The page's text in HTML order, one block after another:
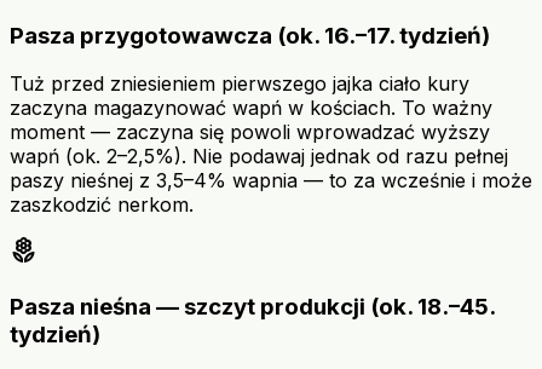
Pasza przygotowawcza (ok. 16.–17. tydzień)
Tuż przed zniesieniem pierwszego jajka ciało kury
zaczyna magazynować wapń w kościach. To ważny
moment — zaczyna się powoli wprowadzać wyższy
wapń (ok. 2–2,5%). Nie podawaj jednak od razu pełnej
paszy nieśnej z 3,5–4% wapnia — to za wcześnie i może
zaszkodzić nerkom.
local_florist
Pasza nieśna — szczyt produkcji (ok. 18.–45.
tydzień)